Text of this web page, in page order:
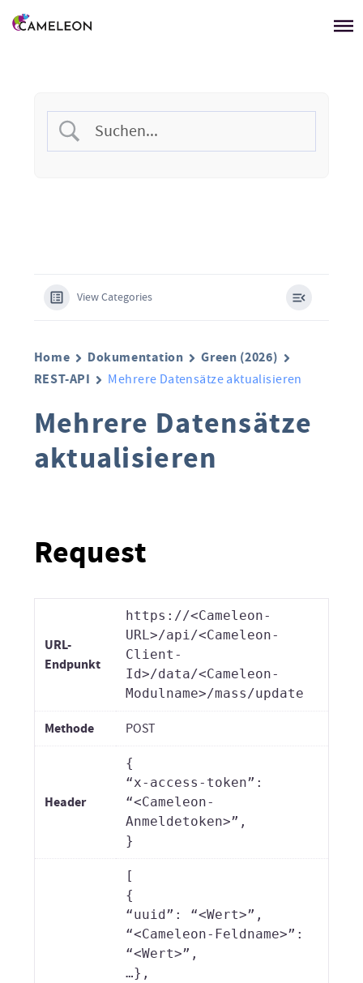
View Categories
Home Dokumentation
Green (2026)
REST-API
Mehrere Datensätze aktualisieren
Mehrere Datensätze
aktualisieren
Request
URL-
Endpunkt
https://<Cameleon-
URL>/api/<Cameleon-
Client-
Id>/data/<Cameleon-
Modulname>/mass/update
Methode POST
Header
{
“x-access-token”:
“<Cameleon-
Anmeldetoken>”,
}
[
{
“uuid”: “<Wert>”,
“<Cameleon-Feldname>”:
“<Wert>”,
…},